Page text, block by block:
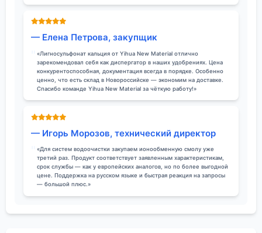
— Елена Петрова, закупщик
«Лигносульфонат кальция от Yihua New Material отлично
зарекомендовал себя как диспергатор в наших удобрениях. Цена
конкурентоспособная, документация всегда в порядке. Особенно
ценно, что есть склад в Новороссийске — экономим на доставке.
Спасибо команде Yihua New Material за чёткую работу!»
— Игорь Морозов, технический директор
«Для систем водоочистки закупаем ионообменную смолу уже
третий раз. Продукт соответствует заявленным характеристикам,
срок службы — как у европейских аналогов, но по более выгодной
цене. Поддержка на русском языке и быстрая реакция на запросы
— большой плюс.»